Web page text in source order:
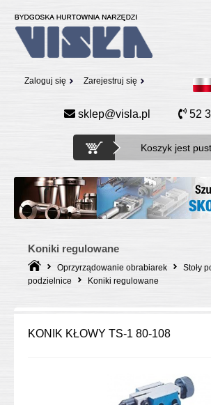
Zarejestruj się
Zaloguj się
sklep@visla.pl 52
Koszyk jest
Koniki regulowane
Oprzyrządowanie obrabiarek
Stoły
podzielnice
Koniki regulowane
KONIK KŁOWY TS-1 80-108